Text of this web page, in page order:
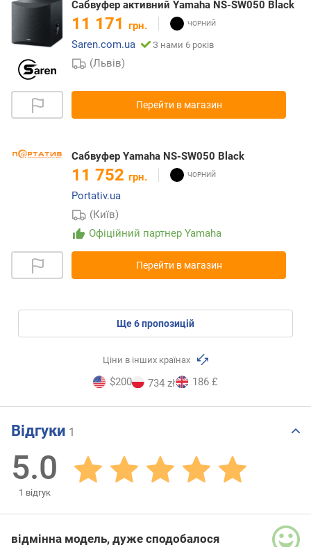
Сабвуфер активний Yamaha NS-SW050 Black
11 171 грн.
Saren.com.ua
З нами 6 років
(Львів)
Перейти в магазин
Сабвуфер Yamaha NS-SW050 Black
11 752 грн.
Portativ.ua
(Київ)
Офіційний партнер Yamaha
Перейти в магазин
ще6пропозицій
Ціни в інших країнах
$200 734 zł 186 £
Відгуки 1
5.0
1 відгук
відмінна модель, дуже сподобалося